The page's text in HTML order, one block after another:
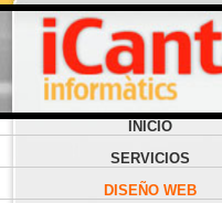
INICIO
SERVICIOS
DISEÑO WEB